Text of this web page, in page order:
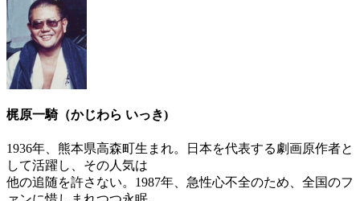
梶原一騎（かじわら いっき)
1936年、熊本県高森町生まれ。日本を代表する劇画原作者と
して活躍し、その人気は
他の追随を許さない。1987年、急性心不全のため、全国のフ